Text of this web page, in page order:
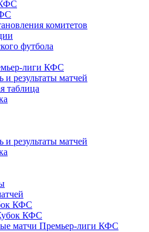
комитетов
футбола
лиги КФС
и результаты матчей
таблица
и результаты матчей
КФС
КФС
матчи Премьер-лиги КФС